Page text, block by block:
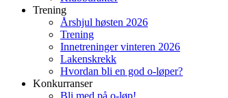
Trening
Årshjul høsten 2026
Trening
Innetreninger vinteren 2026
Lakenskrekk
Hvordan bli en god o-løper?
Konkurranser
Bli med på o-løp!